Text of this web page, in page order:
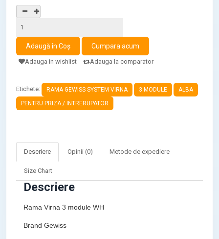
Adauga in wishlist Adauga la comparator
Etichete: RAMA GEWISS SYSTEM VIRNA 3 MODULE
ALBA
PENTRU PRIZA / INTRERUPATOR
Descriere Opinii (0) Metode de expediere
Size Chart
Descriere
Rama Virna 3 module WH
Brand Gewiss